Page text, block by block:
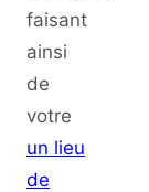
faisant
ainsi
de
votre
un lieu
de